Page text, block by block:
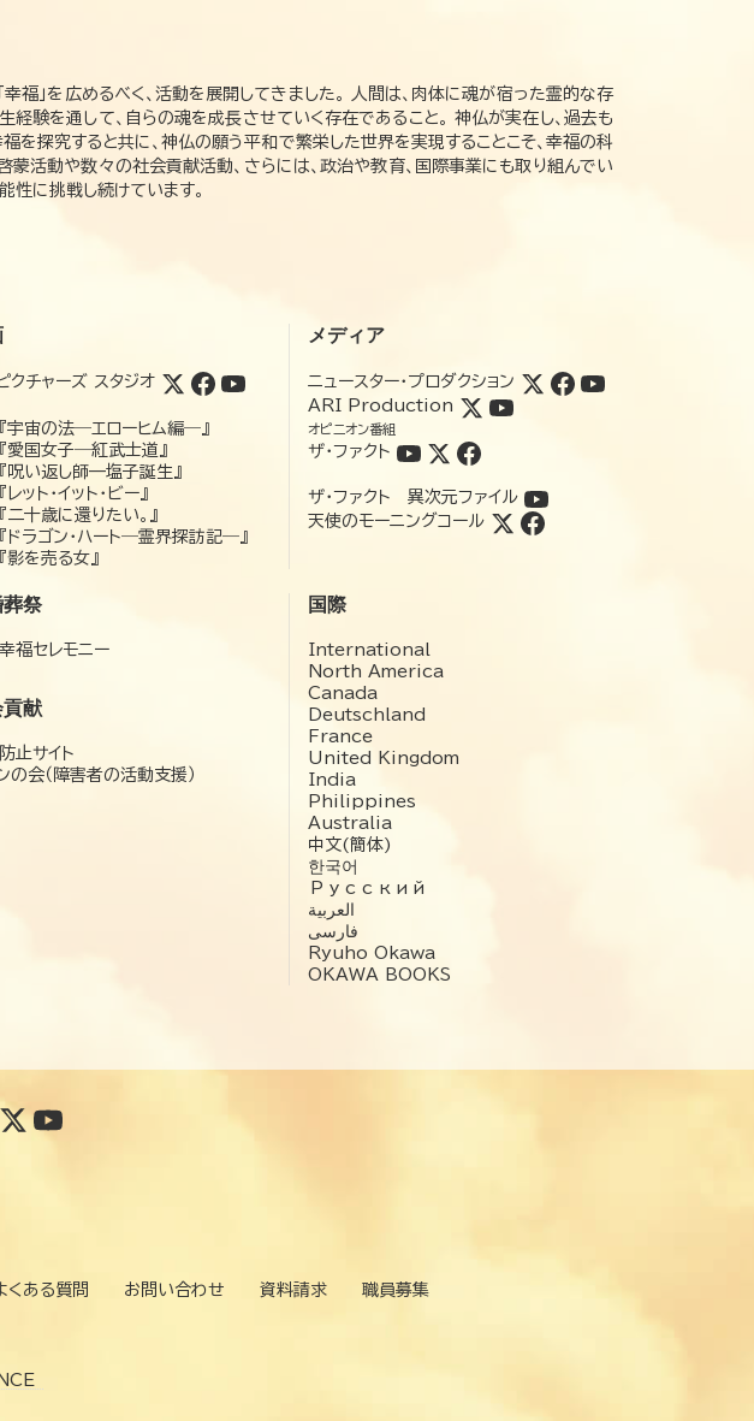
」を広めるべく、活動を展開してきました。 人間は、肉体に魂が宿った霊的な存
経験を通して、自らの魂を成長させていく存在であること。 神仏が実在し、過去も
を探究すると共に、神仏の願う平和で繁栄した世界を実現することこそ、幸福の科
活動や数々の社会貢献活動、さらには、政治や教育、国際事業にも取り組んでい
性に挑戦し続けています。
クチャーズ スタジオ
宇宙の法―エローヒム編―』
愛国女子―紅武士道』
呪い返し師—塩子誕生』
レット・イット・ビー』
二十歳に還りたい。』
ドラゴン・ハート―霊界探訪記―』
影を売る女』
メディア
ニュースター・プロダクション
ARI Production
オピニオン番組
ザ・ファクト
ザ・ファクト 異次元ファイル
天使のモーニングコール
祭
福セレモニー
献
止サイト
の会（障害者の活動支援）
国際
International
North America
Canada
Deutschland
France
United Kingdom
India
Philippines
Australia
中文(簡体)
한국어
Русский
العربية‏
فارسی
Ryuho Okawa
OKAWA BOOKS
くある質問 お問い合わせ 資料請求 職員募集